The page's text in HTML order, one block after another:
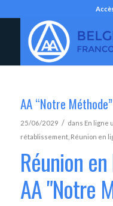
AA “Notre
25/06/2029 / dans En ligne
rétablissement, Réunion en
Réunion
AA "Notre